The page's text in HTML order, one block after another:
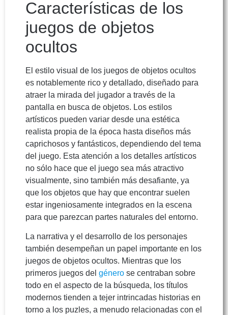
Características de los
juegos de objetos
ocultos
El estilo visual de los juegos de objetos ocultos
es notablemente rico y detallado, diseñado para
atraer la mirada del jugador a través de la
pantalla en busca de objetos. Los estilos
artísticos pueden variar desde una estética
realista propia de la época hasta diseños más
caprichosos y fantásticos, dependiendo del tema
del juego. Esta atención a los detalles artísticos
no sólo hace que el juego sea más atractivo
visualmente, sino también más desafiante, ya
que los objetos que hay que encontrar suelen
estar ingeniosamente integrados en la escena
para que parezcan partes naturales del entorno.
La narrativa y el desarrollo de los personajes
también desempeñan un papel importante en los
juegos de objetos ocultos. Mientras que los
primeros juegos del género se centraban sobre
todo en el aspecto de la búsqueda, los títulos
modernos tienden a tejer intrincadas historias en
torno a los puzles, a menudo relacionadas con el